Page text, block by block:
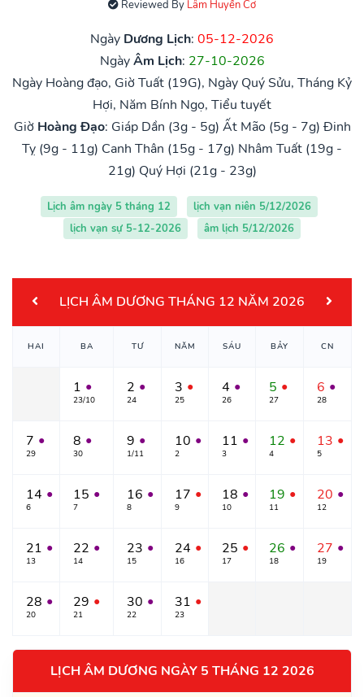
Reviewed By Lâm Huyền Cơ
Ngày Dương Lịch: 05-12-2026
NgàyÂm Lịch: 27-10-2026
Ngày Hoàng đạo, Giờ Tuất (19G), Ngày Quý Sửu, Tháng Kỷ
Hợi, Năm Bính Ngọ, Tiểu tuyết
Giờ Hoàng Đạo: Giáp Dần (3g - 5g) Ất Mão (5g - 7g) Đinh
Tỵ (9g - 11g) Canh Thân (15g - 17g) Nhâm Tuất (19g -
21g) Quý Hợi (21g - 23g)
Lịch âm ngày 5 tháng 12
lịch vạn niên 5/12/2026
lịch vạn sự 5-12-2026
âm lịch 5/12/2026
LỊCH ÂM DƯƠNG THÁNG 12 NĂM 2026
HAI BA TƯ NĂM SÁU BẢY CN
1 ●
23/10
2 ●
24
3 ●
25
4 ●
26
5 ●
27
6 ●
28
7 ●
29
8 ●
30
9 ●
1/11
10 ●
2
11 ●
3
12 ●
4
13 ●
5
14 ●
6
15 ●
7
16 ●
8
17 ●
9
18 ●
10
19 ●
11
20 ●
12
21 ●
13
22 ●
14
23 ●
15
24 ●
16
25 ●
17
26 ●
18
27 ●
19
28 ●
20
29 ●
21
30 ●
22
31 ●
23
LỊCH ÂM DƯƠNG NGÀY 5 THÁNG 12 2026